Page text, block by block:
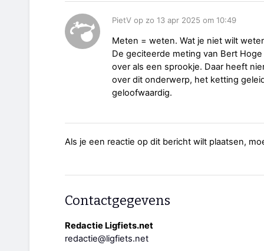
PietV op zo 13 apr 2025 om 10:49
Meten = weten. Wat je niet wilt
De geciteerde meting van Bert
over als een sprookje. Daar heeft
over dit onderwerp, het ketting
geloofwaardig.
Als je een reactie op dit bericht wilt plaatsen,
Contactgegevens
Redactie Ligfiets.net
redactie@ligfiets.net